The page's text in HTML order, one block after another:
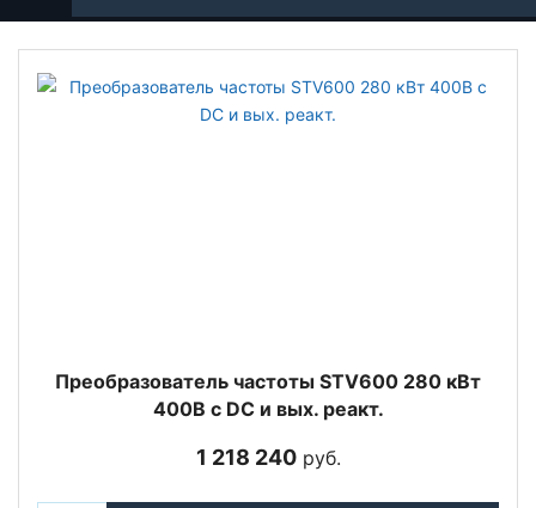
Преобразователь частоты STV600 280 кВт
400В с DC и вых. реакт.
1 218 240руб.